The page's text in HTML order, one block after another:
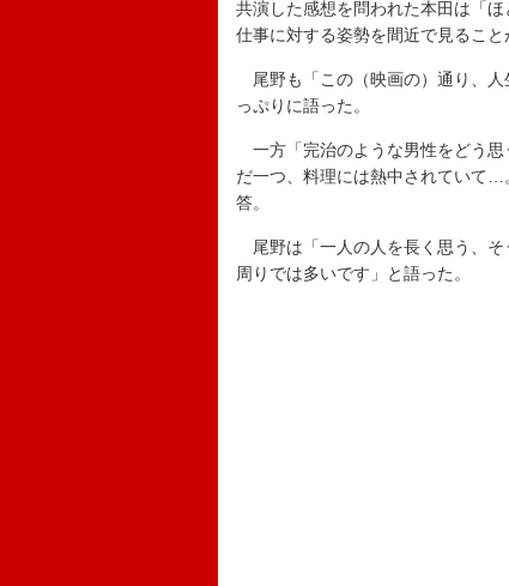
共演した感想を問われた本田は「
仕事に対する姿勢を間近で見るこ
尾野も「この（映画の）通り、人
っぷりに語った。
一方「完治のような男性をどう思
だ一つ、料理には熱中されていて…
答。
尾野は「一人の人を長く思う、そ
周りでは多いです」と語った。